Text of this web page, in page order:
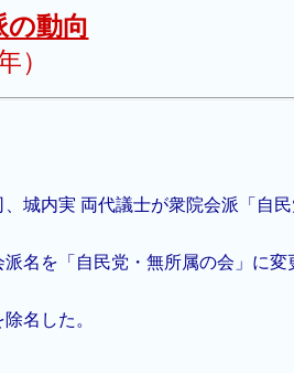
の動向
）
城内実 両代議士が衆院会派「自民
名を「自民党・無所属の会」に変
名した。